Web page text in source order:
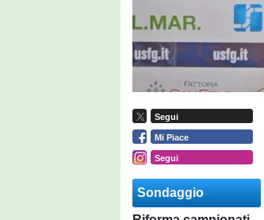
Segui
Mi Piace
Segui
Sondaggio